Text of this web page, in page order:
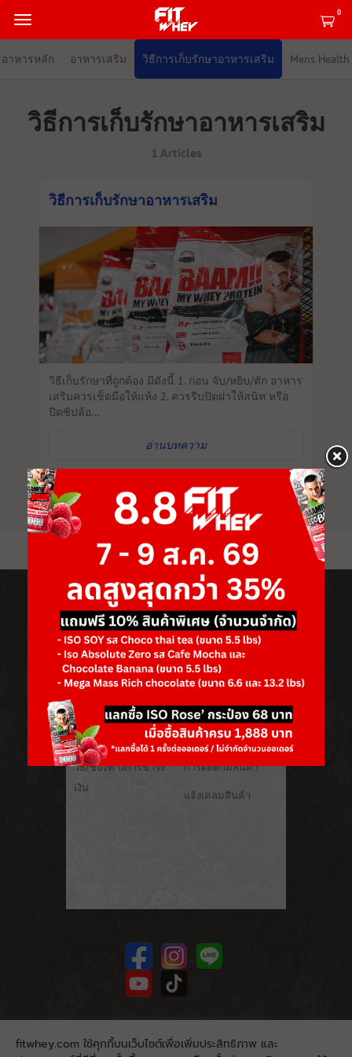
0
อาหารหลัก อาหารเสริม วิธีการเก็บรักษาอาหารเสริม Mens Health
วิธีการเก็บรักษาอาหารเสริม
1 Articles
วิธีการเก็บรักษาอาหารเสริม
วิธีเก็บรักษาที่ถูกต้อง มีดังนี้ 1. ก่อน จับ/หยิบ/ตัก อาหาร
เสริมควรเช็ดมือให้แห้ง 2. ควรรีบปิดฝาให้สนิท หรือ
ปิดซิปล้อ...
อ่านบทความ
HELP PARTNER FEEDBACK
วิธี/ช่องทางการชำระ
เงิน
การติดตามสินค้า
แจ้งเคลมสินค้า
fitwhey.com ใช้คุกกี้บนเว็บไซต์เพื่อเพิ่มประสิทธิภาพ และ